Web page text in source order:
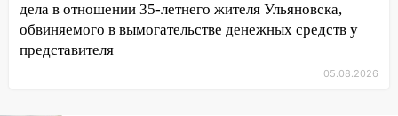
05:00 Кому 6 августа звезды сулят
прибыль, а кому — испытания на
прочность
дела в отношении 35-летнего жителя Ульяновска,
обвиняемого в вымогательстве денежных средств у
представителя
05.08.2026